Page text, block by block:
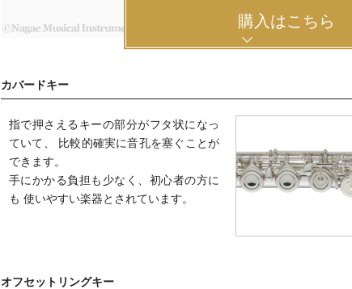
購入はこちら
カバードキー
指で押さえるキーの部分がフタ状になっ
ていて、 比較的確実に音孔を塞ぐことが
できます。
手にかかる負担も少なく、初心者の方に
も 使いやすい楽器とされています。
オフセットリングキー